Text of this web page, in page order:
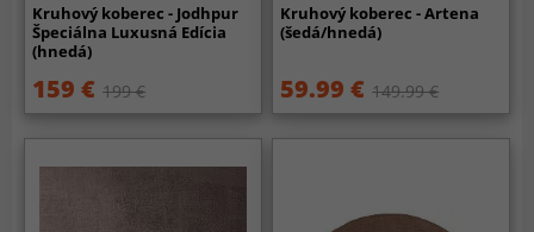
Kruhový koberec - Jodhpur
Špeciálna Luxusná Edícia
(hnedá)
159 € 199 €
Kruhový koberec - Artena
(šedá/hnedá)
59.99 € 149.99 €